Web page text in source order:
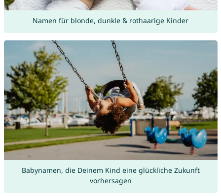
Namen für blonde, dunkle & rothaarige Kinder
Babynamen, die Deinem Kind eine glückliche Zukunft
vorhersagen